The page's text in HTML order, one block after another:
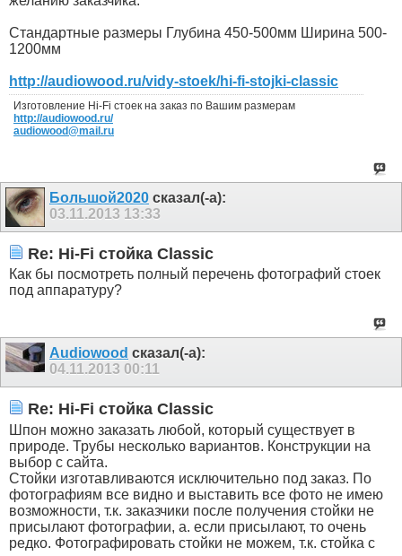
Стандартные размеры Глубина 450-500мм Ширина 500-
1200мм
http://audiowood.ru/vidy-stoek/hi-fi-stojki-classic
Изготовление Hi-Fi стоек на заказ по Вашим размерам
http://audiowood.ru/
audiowood@mail.ru
Большой2020 сказал(-а):
03.11.2013 13:33
Re: Hi-Fi стойка Classic
Как бы посмотреть полный перечень фотографий стоек
под аппаратуру?
Audiowood сказал(-а):
04.11.2013 00:11
Re: Hi-Fi стойка Classic
Шпон можно заказать любой, который существует в
природе. Трубы несколько вариантов. Конструкции на
выбор с сайта.
Стойки изготавливаются исключительно под заказ. По
фотографиям все видно и выставить все фото не имею
возможности, т.к. заказчики после получения стойки не
присылают фотографии, а. если присылают, то очень
редко. Фотографировать стойки не можем, т.к. стойка с